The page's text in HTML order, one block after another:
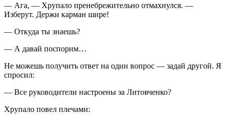
— Ага, — Хрупало пренебрежительно отмахнулся. —
Изберут. Держи карман шире!
— Откуда ты знаешь?
— А давай поспорим…
Не можешь получить ответ на один вопрос — задай другой. Я
спросил:
— Все руководители настроены за Литовченко?
Хрупало повел плечами: